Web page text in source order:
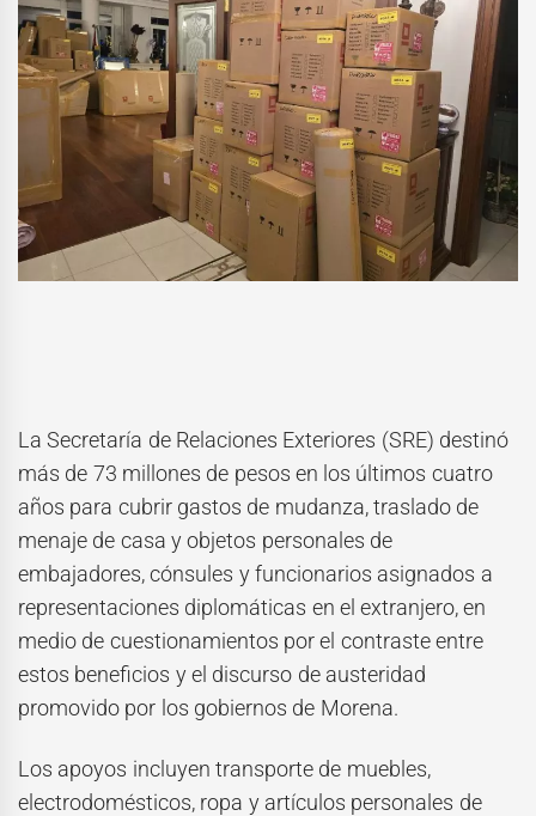
La Secretaría de Relaciones Exteriores (SRE) destinó
más de 73 millones de pesos en los últimos cuatro
años para cubrir gastos de mudanza, traslado de
menaje de casa y objetos personales de
embajadores, cónsules y funcionarios asignados a
representaciones diplomáticas en el extranjero, en
medio de cuestionamientos por el contraste entre
estos beneficios y el discurso de austeridad
promovido por los gobiernos de Morena.
Los apoyos incluyen transporte de muebles,
electrodomésticos, ropa y artículos personales de